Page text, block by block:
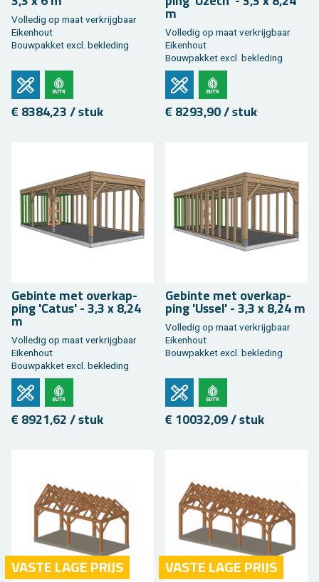
Vol­le­dig op maat ver­krijg­baar
Ei­ken­hout
Bouw­pak­ket excl. be­kle­ding
€ 8384,23 / stuk
m
Vol­le­dig op maat ver­krijg­baar
Ei­ken­hout
Bouw­pak­ket excl. be­kle­ding
€ 8293,90 / stuk
Ge­bin­te met over­kap­
ping 'Catus' - 3,3 x 8,24
m
Vol­le­dig op maat ver­krijg­baar
Ei­ken­hout
Bouw­pak­ket excl. be­kle­ding
€ 8921,62 / stuk
Ge­bin­te met over­kap­
ping 'Ussel' - 3,3 x 8,24 m
Vol­le­dig op maat ver­krijg­baar
Ei­ken­hout
Bouw­pak­ket excl. be­kle­ding
€ 10032,09 / stuk
VASTE LAGE PRIJS VASTE LAGE PRIJS